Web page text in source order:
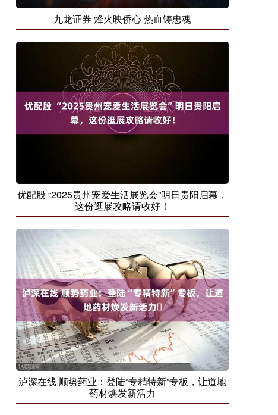
九龙证券 烽火映侨心 热血铸忠魂
优配股 “2025贵州宠爱生活展览会”明日贵阳启幕，
这份逛展攻略请收好！
泸深在线 顺势药业：登陆“专精特新”专板，让道地
药材焕发新活力​